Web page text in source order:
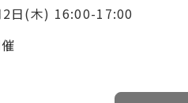
(木) 16:00-17:00